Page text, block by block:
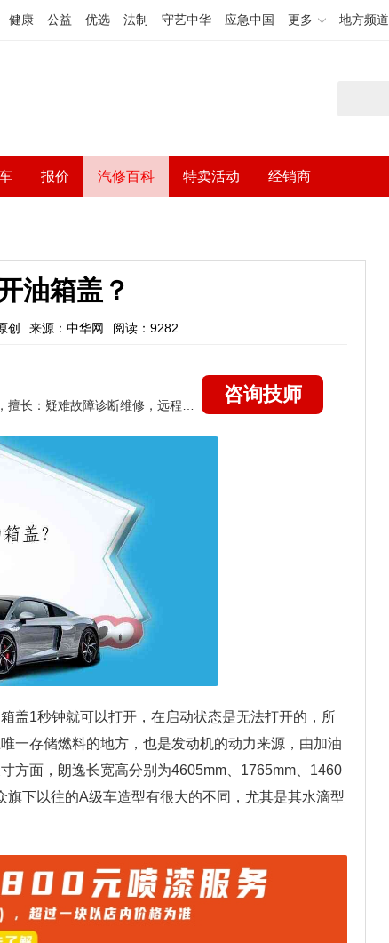
健康 公益 优选 法制 守艺中华 应急中国 更多 地方频道
报价 汽修百科 特卖活动 经销商
油箱盖？
创 来源：中华网 阅读：9282
咨询技师
盖1秒钟就可以打开，在启动状态是无法打开的，所
一存储燃料的地方，也是发动机的动力来源，由加油
方面，朗逸长宽高分别为4605mm、1765mm、1460
下以往的A级车造型有很大的不同，尤其是其水滴型